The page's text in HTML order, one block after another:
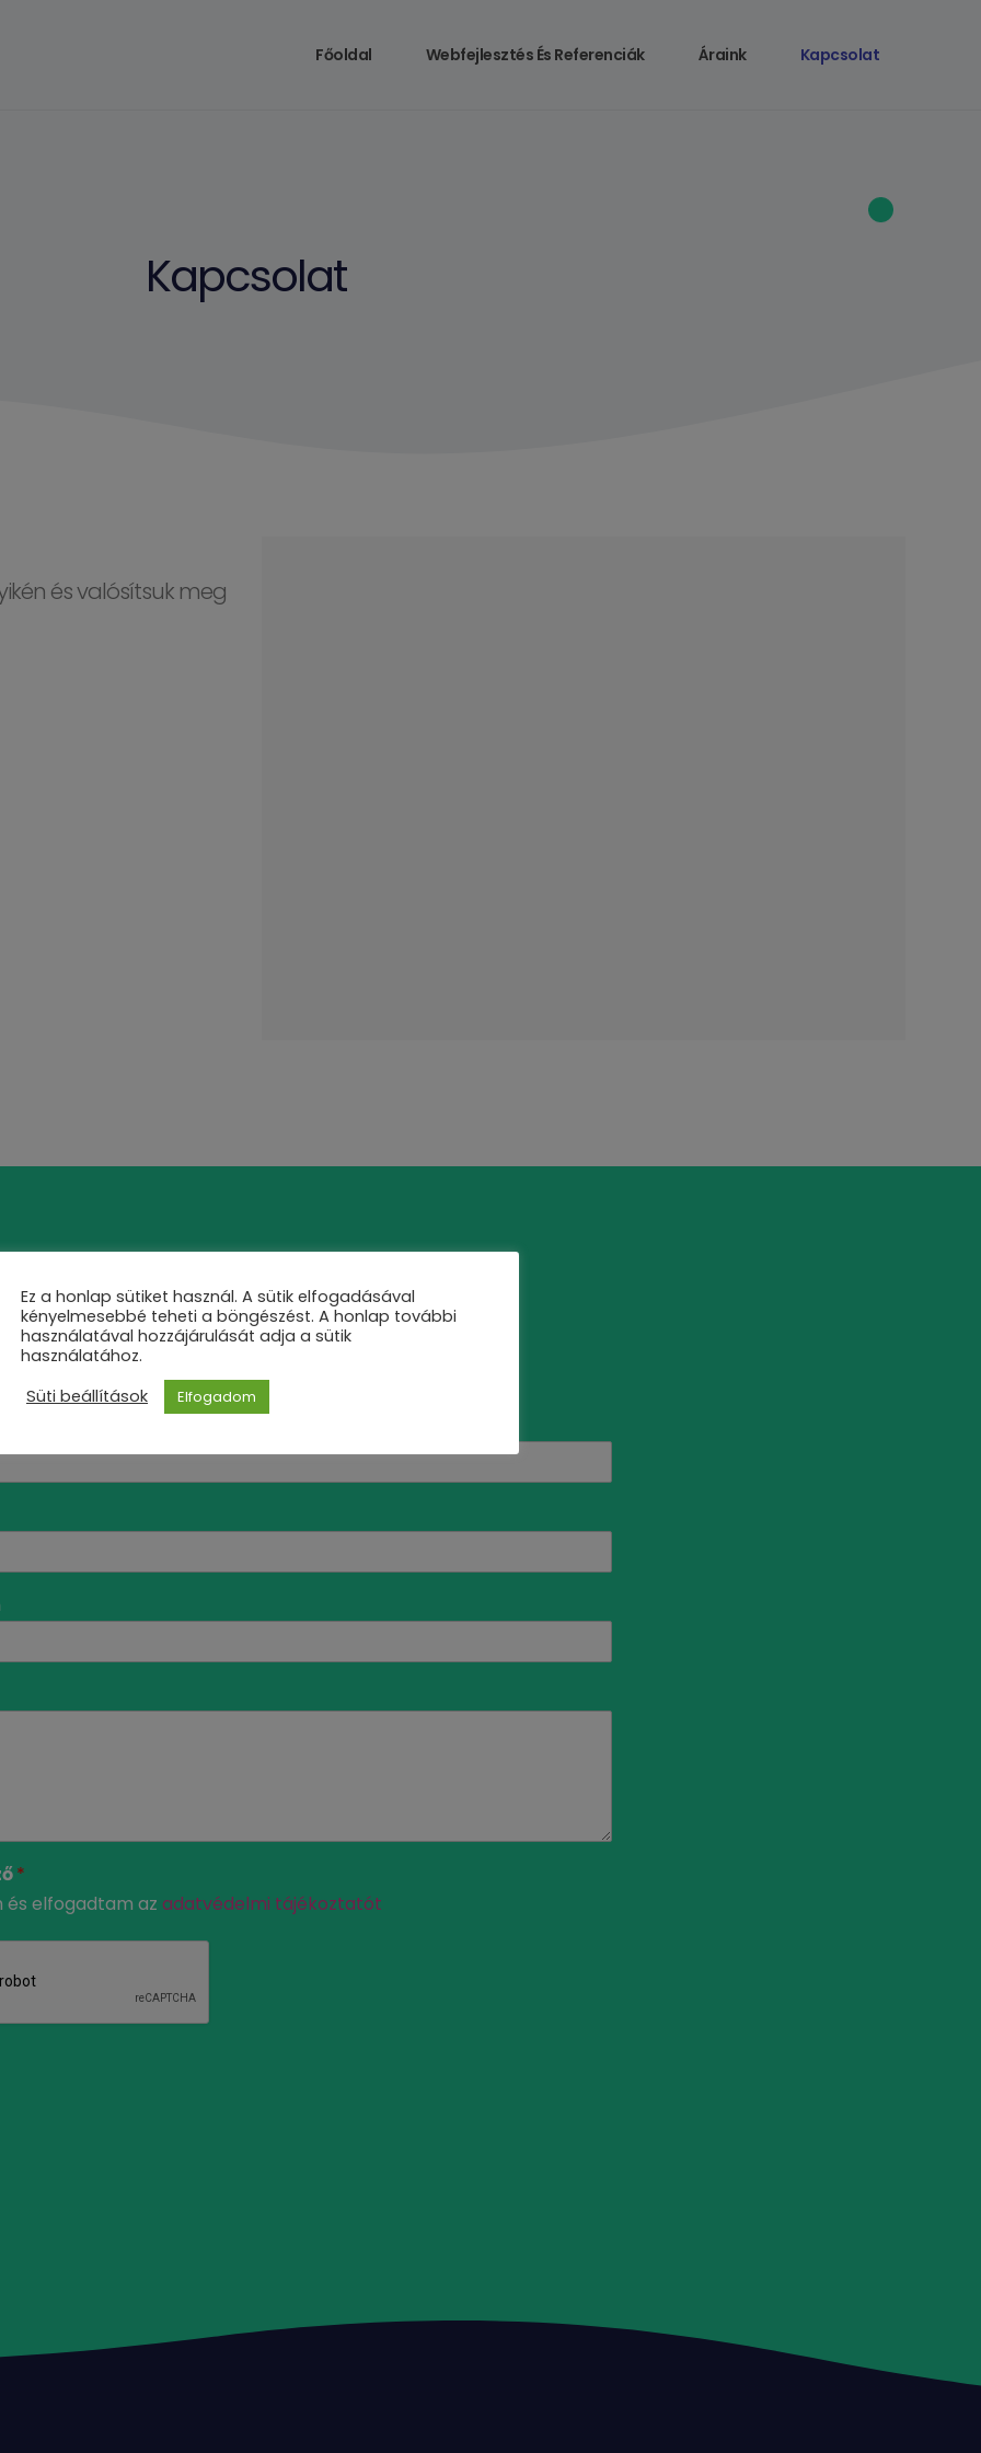
Főoldal Webfejlesztés És Referenciák Áraink Kapcsolat
Kapcsolat
és valósítsuk meg
Kérj ajánlatot!
Írj nekünk és kérd ajánlatunkat!
*
és elfogadtam az adatvédelmi tájékoztatót
Ez a honlap sütiket használ. A sütik elfogadásával
kényelmesebbé teheti a böngészést. A honlap további
használatával hozzájárulását adja a sütik
használatához.
Süti beállítások
Elfogadom